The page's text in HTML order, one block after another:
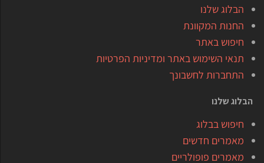
הבלוג שלנו
החנות המקוונת
חיפוש באתר
תנאי השימוש באתר ומדיניות הפרטיות
התחברות לחשבונך
הבלוג שלנו
חיפוש בבלוג
מאמרים חדשים
מאמרים פופולריים